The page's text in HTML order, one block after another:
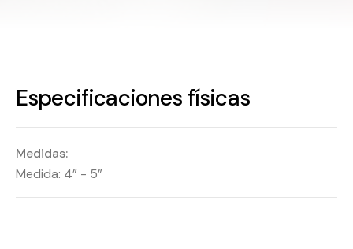
Especificaciones físicas
Medidas:
Medida: 4” - 5”